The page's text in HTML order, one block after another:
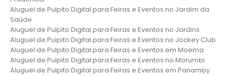
Aluguel de Pulpito Digital para Feiras e Eventos no Jardim da
Saúde
Aluguel de Pulpito Digital para Feiras e Eventos no Jardins
Aluguel de Pulpito Digital para Feiras e Eventos no Jockey Club
Aluguel de Pulpito Digital para Feiras e Eventos em Moema
Aluguel de Pulpito Digital para Feiras e Eventos no Morumbi
Aluguel de Pulpito Digital para Feiras e Eventos em Panamby